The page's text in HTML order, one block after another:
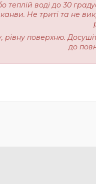
теплій воді до 30
Не триті та не
рівну поверхню.
до